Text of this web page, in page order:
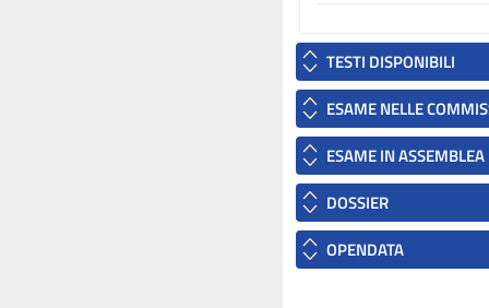
TESTI DISPONIBILI
ESAME NELLE
ESAME IN ASSEMBLEA
DOSSIER
OPENDATA